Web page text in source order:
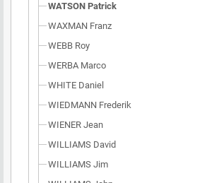
WATSON Patrick
WAXMAN Franz
WEBB Roy
WERBA Marco
WHITE Daniel
WIEDMANN Frederik
WIENER Jean
WILLIAMS David
WILLIAMS Jim